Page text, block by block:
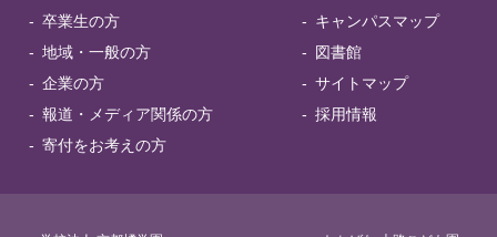
卒業生の方
地域・一般の方
企業の方
報道・メディア関係の方
寄付をお考えの方
キャンパスマップ
図書館
サイトマップ
採用情報